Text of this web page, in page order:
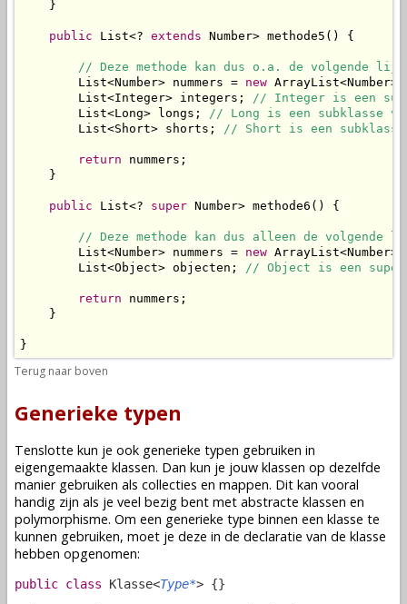
    }
public List<? extends Number> methode5() {
// Deze methode kan dus o.a. de volgende
        List<Number> nummers =
new
        List<Integer> integers;
// Integer is een
        List<Long> longs;
// Long is een subklasse
        List<Short> shorts;
// Short is een subklasse
return nummers;
    }
public List<? super Number> methode6() {
// Deze methode kan dus alleen de volgende
        List<Number> nummers =
new
        List<Object> objecten;
// Object is een
return nummers;
    }
}
Terug naar boven
Generieke typen
Tenslotte kun je ook generieke typen gebruiken in
eigengemaakte klassen. Dan kun je jouw klassen op dezelfde
manier gebruiken als collecties en mappen. Dit kan vooral
handig zijn als je veel bezig bent met abstracte klassen en
polymorphisme. Om een generieke type binnen een klasse te
kunnen gebruiken, moet je deze in de declaratie van de klasse
hebben opgenomen:
public class Klasse<Type*> {}